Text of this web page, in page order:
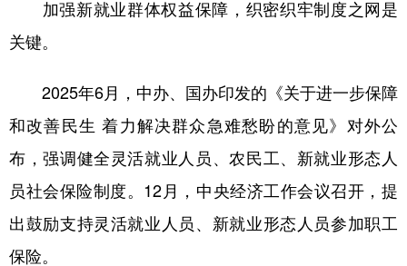
加强新就业群体权益保障，织密织牢制度之网是
关键。
2025年6月，中办、国办印发的《关于进一步保障
和改善民生 着力解决群众急难愁盼的意见》对外公
布，强调健全灵活就业人员、农民工、新就业形态人
员社会保险制度。12月，中央经济工作会议召开，提
出鼓励支持灵活就业人员、新就业形态人员参加职工
保险。